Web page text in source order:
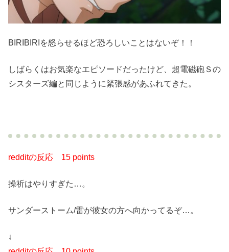
BIRIBIRIを怒らせるほど恐ろしいことはないぞ！！
しばらくはお気楽なエピソードだったけど、超電磁砲Ｓの
シスターズ編と同じように緊張感があふれてきた。
redditの反応 15 points
操祈はやりすぎた…。
サンダーストーム/雷が彼女の方へ向かってるぞ…。
↓